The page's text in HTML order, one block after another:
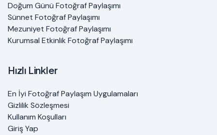
Doğum Günü Fotoğraf Paylaşımı
Sünnet Fotoğraf Paylaşımı
Mezuniyet Fotoğraf Paylaşımı
Kurumsal Etkinlik Fotoğraf Paylaşımı
Hızlı Linkler
En İyi Fotoğraf Paylaşım Uygulamaları
Gizlilik Sözleşmesi
Kullanım Koşulları
Giriş Yap